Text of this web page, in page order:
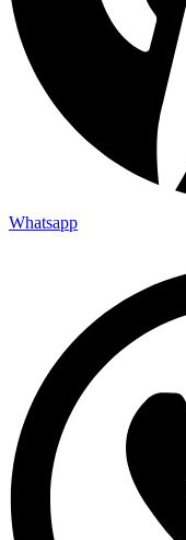
Whatsapp